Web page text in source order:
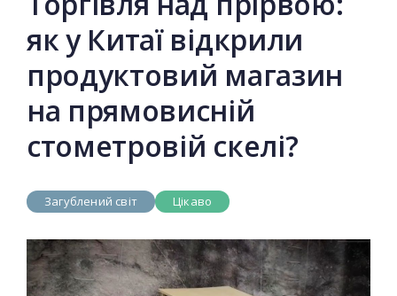
як у Китаї відкрили
продуктовий магазин
на прямовисній
стометровій скелі?
Загублений світ Цікаво